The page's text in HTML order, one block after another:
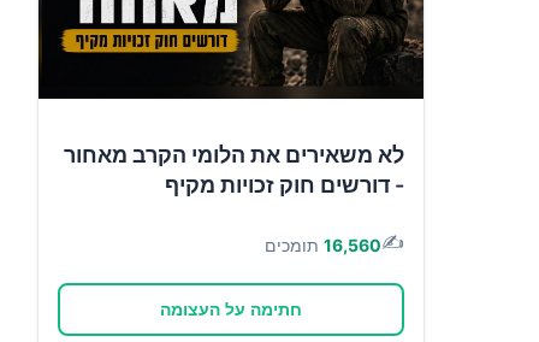
לא משאירים את הלומי הקרב מאחור
- דורשים חוק זכויות מקיף
✍️
16,560 תומכים
חתימה על העצומה